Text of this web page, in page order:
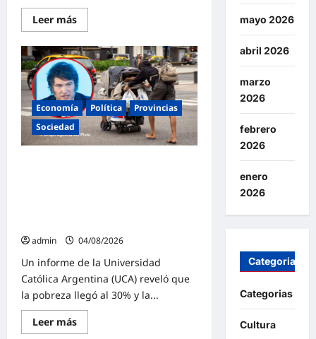
Leer másLee
más
El
FreSU
denunció
al
gobierno
de
Milei
ante
la
CIDH
por
sindicales
Economía Política
Provincias
Sociedad
admin
04/08/2026
Un informe de la Universidad
Católica Argentina (UCA) reveló que
la pobreza llegó al 30% y la...
Leer másLee
más
mayo 2026
abril 2026
marzo
2026
febrero
2026
enero
2026
Categorias
Categorias
Cultura